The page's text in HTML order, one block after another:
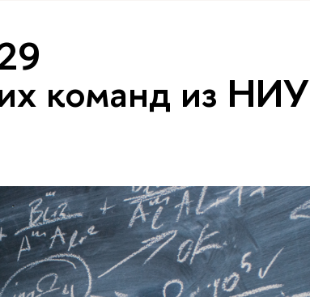
команд из НИУ